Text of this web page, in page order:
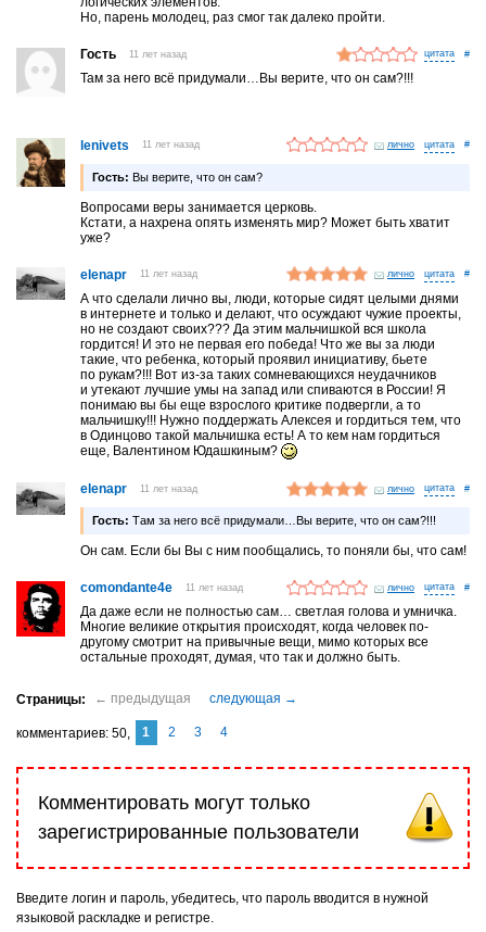
Но, парень молодец, раз смог так далеко пройти.
Гость 11 лет назад #
Там за него всё придумали…Вы верите, что он сам?!!!
lenivets 11 лет назад лично #
Гость: Вы верите, что он сам?
Вопросами веры занимается церковь.
Кстати, а нахрена опять изменять мир? Может быть хватит
уже?
elenapr 11 лет назад лично #
А что сделали лично вы, люди, которые сидят целыми днями
в интернете и только и делают, что осуждают чужие проекты,
но не создают своих??? Да этим мальчишкой вся школа
гордится! И это не первая его победа! Что же вы за люди
такие, что ребенка, который проявил инициативу, бьете
по рукам?!!! Вот из-за таких сомневающихся неудачников
и утекают лучшие умы на запад или спиваются в России! Я
понимаю вы бы еще взрослого критике подвергли, а то
мальчишку!!! Нужно поддержать Алексея и гордиться тем, что
в Одинцово такой мальчишка есть! А то кем нам гордиться
еще, Валентином Юдашкиным?
elenapr 11 лет назад лично #
Гость: Там за него всё придумали…Вы верите, что он сам?!!!
Он сам. Если бы Вы с ним пообщались, то поняли бы, что сам!
comondante4e 11 лет назад лично #
Да даже если не полностью сам… светлая голова и умничка.
Многие великие открытия происходят, когда человек по-
другому смотрит на привычные вещи, мимо которых все
остальные проходят, думая, что так и должно быть.
комментариев 50 1 2 3 4
Комментировать могут только
зарегистрированные пользователи
Введите логин и пароль, убедитесь, что пароль вводится в нужной
языковой раскладке и регистре.